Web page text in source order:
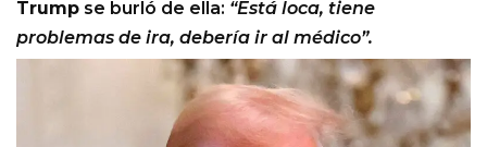
Trump se burló de ella: “Está loca, tiene
problemas de ira, debería ir al médico”.